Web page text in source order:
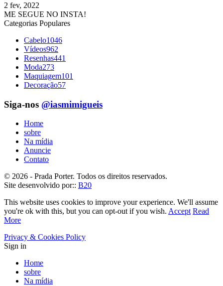
2 fev, 2022
ME SEGUE NO INSTA!
Categorias Populares
Cabelo1046
Vídeos962
Resenhas441
Moda273
Maquiagem101
Decoração57
Siga-nos @iasmimigueis
Home
sobre
Na mídia
Anuncie
Contato
© 2026 - Prada Porter. Todos os direitos reservados.
Site desenvolvido por:: B20
This website uses cookies to improve your experience. We'll assume
you're ok with this, but you can opt-out if you wish. Accept Read
More
Privacy & Cookies Policy
Sign in
Home
sobre
Na mídia